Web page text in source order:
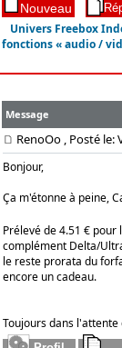
Univers Freebox
fonctions « audio /
Message
RenoOo , Posté le:
Bonjour,
Ça m'étonne à peine,
Prélevé de 4.51 € pour
complément Delta/
le reste prorata du
encore un cadeau.
Toujours dans